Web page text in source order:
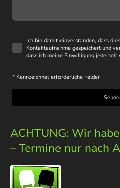
Ich bin damit einverstanden, dass
Kontaktaufnahme gespeichert und
dass ich meine Einwilligung jederzeit
* Kennzeichnet erforderliche Felder
ACHTUNG: Wir
– Termine nur nach